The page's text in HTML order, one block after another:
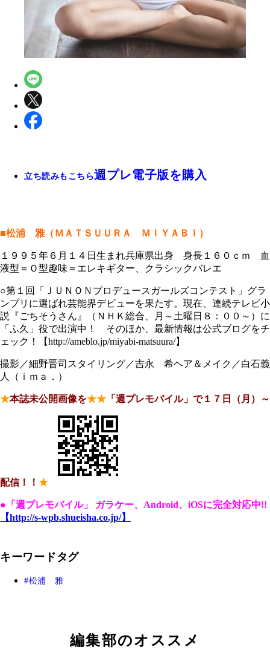
立ち読みもこちら週プレ電子版を購入
■松浦 雅（ＭＡＴＳＵＵＲＡ ＭＩＹＡＢＩ）
１９９５年６月１４日生まれ兵庫県出身 身長１６０ｃｍ 血
液型＝Ｏ型趣味＝エレキギター、クラシックバレエ
○第１回「ＪＵＮＯＮプロデュースガールズコンテスト」グラ
ンプリに選ばれ芸能界デビューを果たす。現在、連続テレビ小
説『ごちそうさん』（ＮＨＫ総合、月～土曜日８：００～）に
「ふ久」役で出演中！ そのほか、最新情報は公式ブログをチ
ェック！【http://ameblo.jp/miyabi-matsuura/】
撮影／細野晋司スタイリング／吉永 希ヘア＆メイク／白石義
人（ｉｍａ．）
★本誌未公開画像を★★ 「週プレモバイル」で１７日（月）～
配信！！ ★
●「週プレモバイル」 ガラケー、Android、iOSに完全対応中!!
【http://s-wpb.shueisha.co.jp/】
キーワードタグ
松浦 雅
編集部のオススメ